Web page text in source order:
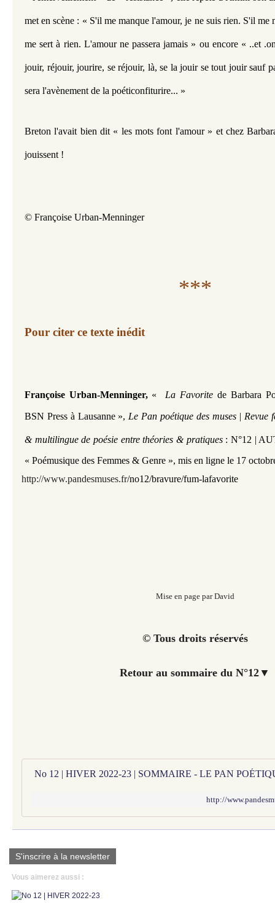
met en scène : « S'il me manque l'amour, je ne suis rien. S'il me
me sert à rien. L'amour ne passera jamais » ou encore « ..et
jouir, réjouir, jourire, se réjouir, là, se la jouir se tout jouir sauf
sera l'avènement de la poéticonfiturire... »
Breton l'avait bien dit « les mots font l'amour » et chez
jouissent !
© Françoise Urban-Menninger
***
Pour citer ce texte inédit​​​​
Françoise Urban-Menninger, « La Favorite de Barbara
BSN Press à Lausanne », Le Pan poétique des muses | Revue
& multilingue de poésie entre théories & pratiques : N°12 |
« Poémusique des Femmes & Genre », mis en ligne le 17
http://www.pandesmuses.fr/no12/bravure/fum-lafavorite
Mise en page par David
© Tous droits réservés
Retour au sommaire du N°12▼
No 12 | HIVER 2022-23 | SOMMAIRE - LE PAN
http://
S'inscrire à la newsletter
Vous aimerez aussi :